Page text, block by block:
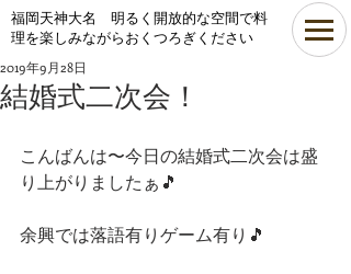
​福岡天神大名 明るく開放的な空間で料
理を楽しみながらおくつろぎください
結婚式二次会！
2019年9月28日
こんばんは〜今日の結婚式二次会は盛
り上がりましたぁ🎵
余興では落語有りゲーム有り🎵